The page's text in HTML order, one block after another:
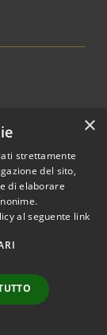
• Comune di
•
Accesso
×
strettamente
del sito,
di elaborare
al seguente link